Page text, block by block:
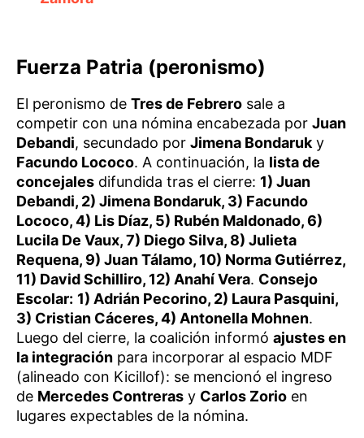
Fuerza Patria (peronismo)
El peronismo de Tres de Febrero sale a
competir con una nómina encabezada por Juan
Debandi, secundado por Jimena Bondaruky
Facundo Lococo. A continuación, la lista de
concejales difundida tras el cierre: 1) Juan
Debandi, 2) Jimena Bondaruk, 3) Facundo
Lococo, 4) Lis Díaz, 5) Rubén Maldonado, 6)
Lucila De Vaux, 7) Diego Silva, 8) Julieta
Requena, 9) Juan Tálamo, 10) Norma Gutiérrez,
11) David Schilliro, 12) Anahí Vera. Consejo
Escolar: 1) Adrián Pecorino, 2) Laura Pasquini,
3) Cristian Cáceres, 4) Antonella Mohnen.
Luego del cierre, la coalición informó ajustes en
la integración para incorporar al espacio MDF
(alineado con Kicillof): se mencionó el ingreso
de Mercedes Contreras y Carlos Zorio en
lugares expectables de la nómina.